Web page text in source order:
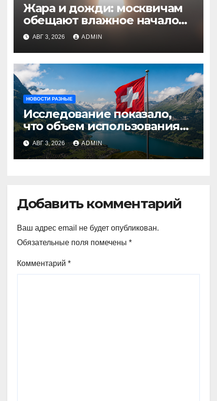
Жара и дожди: москвичам
обещают влажное начало
августа
АВГ 3, 2026 ADMIN
НОВОСТИ РАЗНЫЕ
Исследование показало,
что объем использования
криптовалют в Швейцарии
в два раза превышает
аналогичный показатель в
АВГ 3, 2026 ADMIN
Добавить комментарий
Ваш адрес email не будет опубликован.
Обязательные поля помечены *
Комментарий *